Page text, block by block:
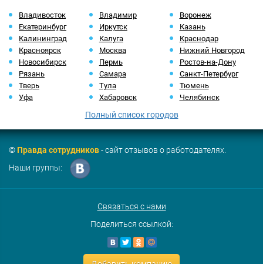
Владивосток Владимир
Воронеж
Екатеринбург
Иркутск
Казань
Калининград
Калуга
Краснодар
Красноярск
Москва
Нижний Новгород
Новосибирск
Пермь
Ростов-на-Дону
Рязань
Самара
Санкт-Петербург
Тверь
Тула
Тюмень
Уфа
Хабаровск Челябинск
Полный список городов
©Правда сотрудников- сайт отзывов о работодателях.
Наши группы:
Связаться с нами
Поделиться ссылкой: